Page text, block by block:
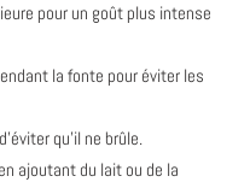
pour un goût plus intense
la fonte pour éviter les
qu'il ne brûle.
ajoutant du lait ou de la